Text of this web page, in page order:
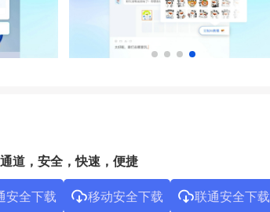
道，安全，快速，便捷
安全下载 移动安全下载 联通安全下载